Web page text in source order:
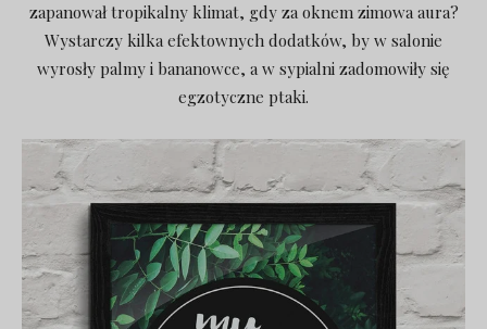
zapanował tropikalny klimat, gdy za oknem zimowa aura?
Wystarczy kilka efektownych dodatków, by w salonie
wyrosły palmy i bananowce, a w sypialni zadomowiły się
egzotyczne ptaki.